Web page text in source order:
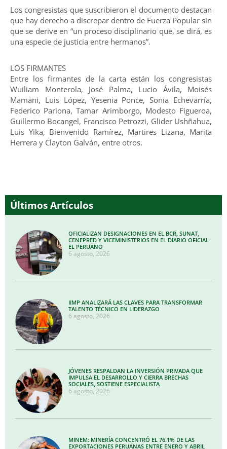
Los congresistas que suscribieron el documento destacan
que hay derecho a discrepar dentro de Fuerza Popular sin
que se derive en “un proceso disciplinario que, se dirá, es
una especie de justicia entre hermanos”.
LOS FIRMANTES
Entre los firmantes de la carta están los congresistas
Wuiliam Monterola, José Palma, Lucio Ávila, Moisés
Mamani, Luis López, Yesenia Ponce, Sonia Echevarría,
Federico Pariona, Tamar Arimborgo, Modesto Figueroa,
Guillermo Bocangel, Francisco Petrozzi, Glider Ushñahua,
Luis Yika, Bienvenido Ramírez, Martires Lizana, Marita
Herrera y Clayton Galván, entre otros.
Últimos Artículos
OFICIALIZAN DESIGNACIONES EN EL BCR, SUNAT,
CENEPRED Y VICEMINISTERIOS EN EL DIARIO OFICIAL
EL PERUANO
6 agosto, 2026
IIMP ANALIZARÁ LAS CLAVES PARA TRANSFORMAR
TALENTO TÉCNICO EN LIDERAZGO
6 agosto, 2026
JÓVENES RESPALDAN LA INVERSIÓN PRIVADA QUE
IMPULSA EL DESARROLLO Y CIERRA BRECHAS
SOCIALES, SOSTIENE ESPECIALISTA
6 agosto, 2026
MINEM: MINERÍA CONCENTRÓ EL 76.1% DE LAS
EXPORTACIONES PERUANAS ENTRE ENERO Y ABRIL